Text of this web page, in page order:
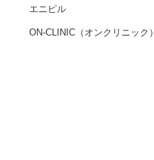
エニピル
ON-CLINIC（オンクリニック）